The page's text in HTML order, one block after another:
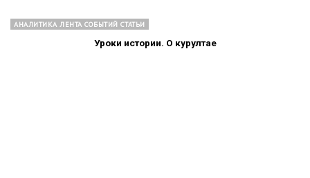
АНАЛИТИКА ЛЕНТА СОБЫТИЙ СТАТЬИ
Уроки истории. О курултае